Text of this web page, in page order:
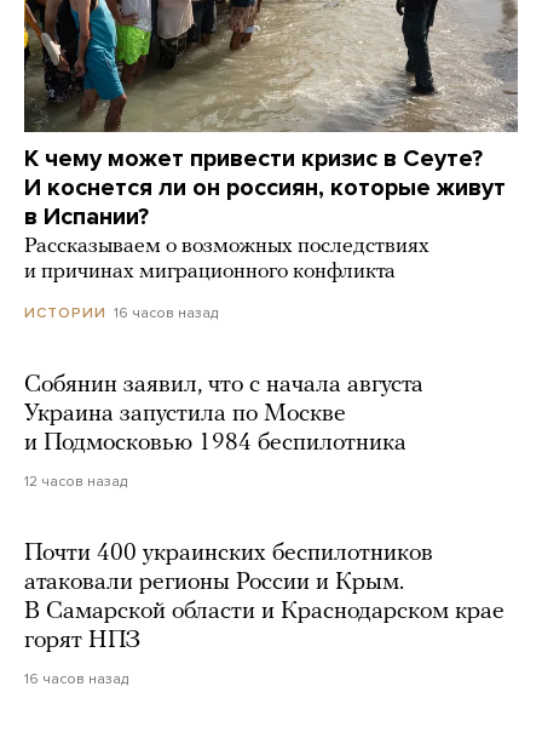
К чему может привести кризис в Сеуте?
И коснется ли он россиян, которые живут
в Испании?
Рассказываем о возможных последствиях
и причинах миграционного конфликта
ИСТОРИИ 16 часов назад
Собянин заявил, что с начала августа
Украина запустила по Москве
и Подмосковью 1984 беспилотника
12 часов назад
Почти 400 украинских беспилотников
атаковали регионы России и Крым.
В Самарской области и Краснодарском крае
горят НПЗ
16 часов назад